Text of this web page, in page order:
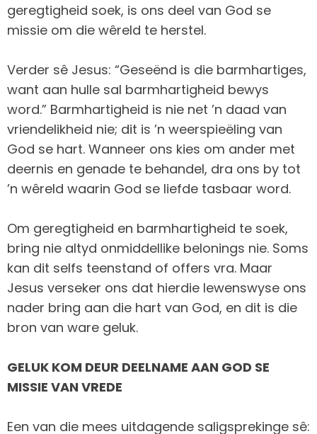
geregtigheid soek, is ons deel van God se
missie om die wêreld te herstel.
Verder sê Jesus: “Geseënd is die barmhartiges,
want aan hulle sal barmhartigheid bewys
word.” Barmhartigheid is nie net ’n daad van
vriendelikheid nie; dit is ’n weerspieëling van
God se hart. Wanneer ons kies om ander met
deernis en genade te behandel, dra ons by tot
’n wêreld waarin God se liefde tasbaar word.
Om geregtigheid en barmhartigheid te soek,
bring nie altyd onmiddellike belonings nie. Soms
kan dit selfs teenstand of offers vra. Maar
Jesus verseker ons dat hierdie lewenswyse ons
nader bring aan die hart van God, en dit is die
bron van ware geluk.
GELUK KOM DEUR DEELNAME AAN GOD SE
MISSIE VAN VREDE
Een van die mees uitdagende saligsprekinge sê: